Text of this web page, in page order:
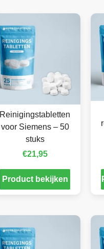
Reinigingstabletten
voor Siemens – 50
stuks
€21,95
Product bekijken